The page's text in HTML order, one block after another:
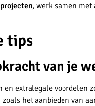
, werk samen met
tips
van je
extralegale voordelen
het aanbieden van